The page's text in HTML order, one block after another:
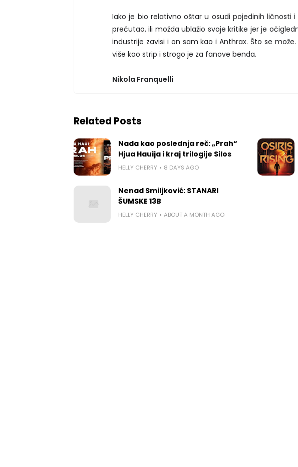
Iako je bio relativno oštar u osudi pojedinih ličnosti
prećutao, ili možda ublažio svoje kritike jer je
industrije zavisi i on sam kao i Anthrax. Što se
više kao strip i strogo je za fanove benda.
Nikola Franquelli
Related Posts
Nada kao poslednja reč: „Prah“
Hjua Hauija i kraj trilogije Silos
HELLY CHERRY 8 DAYS AGO
Nenad Smiljković: STANARI
ŠUMSKE 13B
HELLY CHERRY ABOUT A MONTH AGO